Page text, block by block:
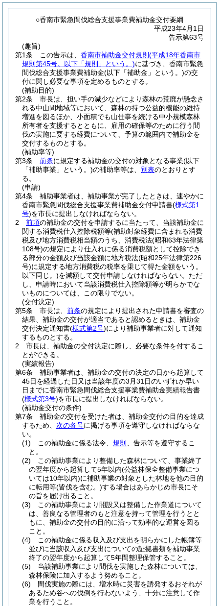
○香南市緊急間伐総合支援事業費補助金交付要綱
平成23年4月1日
告示第63号
(趣旨)
第1条
この告示は、 香南市補助金交付規則 (平成18年香南市
規則第45号。以下「規則」という。)に基づき、香南市緊急
間伐総合支援事業費補助金(以下「補助金」という。)の交
付に関し必要な事項を定めるものとする。
(補助目的)
第2条
市長は、担い手の減少などにより森林の荒廃が懸念さ
れる中山間地域等において、森林の持つ公益的機能の維持
増進を図るほか、小面積でも山仕事を続ける中小規模森林
所有者を支援するとともに、雇用の確保等のために行う間
伐の実施に要する経費について、予算の範囲内で補助金を
交付するものとする。
(補助率等)
第3条
前条に規定する補助金の交付の対象となる事業(以下
「補助事業」という。)の補助率等は、 別表のとおりとす
る。
(申請)
第4条
補助事業者は、補助事業が完了したときは、速やかに
香南市緊急間伐総合支援事業費補助金交付申請書(様式第1
号)を市長に提出しなければならない。
2
前項の補助金の交付を申請するに当たって、当該補助金に
関する消費税仕入控除税額等(補助対象経費に含まれる消費
税及び地方消費税相当額のうち、消費税法(昭和63年法律第
108号)の規定により仕入れに係る消費税額として控除でき
る部分の金額及び当該金額に地方税法(昭和25年法律第226
号)に規定する地方消費税の税率を乗じて得た金額をいう。
以下同じ。)を減額して交付申請しなければならない。 ただ
し、申請時において当該消費税仕入控除額等が明らかでな
いものについては、この限りでない。
(交付決定)
第5条
市長は、 前条の規定により提出された申請書を審査の
結果、補助金の交付が適当であると認めるときは、補助金
交付決定通知書(様式第2号)により補助事業者に対して通知
するものとする。
2
市長は、補助金の交付決定に際し、必要な条件を付するこ
とができる。
(実績報告)
第6条
補助事業者は、補助金の交付の決定の日から起算して
45日を経過した日又は当該年度の3月31日のいずれか早い
日までに香南市緊急間伐総合支援事業費補助金実績報告書
(様式第3号)を市長に提出しなければならない。
(補助金交付の条件)
第7条
補助金の交付を受けた者は、補助金交付の目的を達成
するため、 次の各号に掲げる事項を遵守しなければならな
い。
(1)
この補助金に係る法令、 規則
、告示等を遵守するこ
と。
(2)
この補助事業により整備した森林について、事業終了
の翌年度から起算して5年以内(公益林保全整備事業につ
いては10年以内)に補助事業の対象とした林地を他の目的
に転用等(皆伐を含む。)する場合はあらかじめ市長にそ
の旨を届け出ること。
(3)
この補助事業により開設又は整備した作業道について
は、善良なる管理者のもと注意を持って管理を行うとと
もに、補助金の交付の目的に沿って効率的な運営を図る
こと。
(4)
この補助金に係る収入及び支出を明らかにした帳簿等
並びに当該収入及び支出についての証拠書類を補助事業
終了の翌年度から起算して5年間整理保管すること。
(5)
当該補助事業により間伐を実施した森林については、
森林保険に加入するよう努めること。
(6)
間伐実施の際には、増水時に災害を誘発するおそれが
あるため谷への伐倒を行わないよう、十分に注意して作
業を行うこと。